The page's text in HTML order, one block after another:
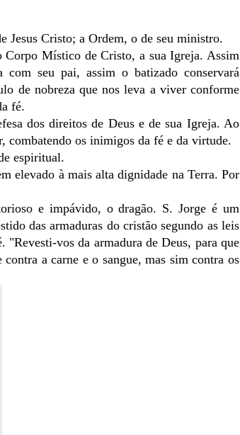
Jesus Cristo; a Ordem, o de seu ministro.
Corpo Místico de Cristo, a sua Igreja. Assim
seu pai, assim o batizado conservará
de nobreza que nos leva a viver conforme
fé.
dos direitos de Deus e de sua Igreja. Ao
combatendo os inimigos da fé e da virtude.
espiritual.
elevado à mais alta dignidade na Terra. Por
e impávido, o dragão. S. Jorge é um
das armaduras do cristão segundo as leis
vos da armadura de Deus, para que
a carne e o sangue, mas sim contra os